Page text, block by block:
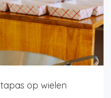
op wielen